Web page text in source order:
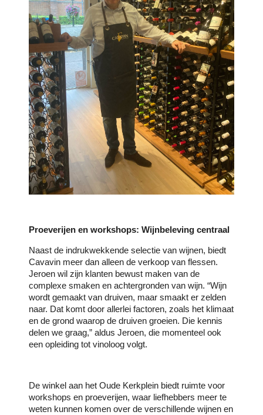
Proeverijen en workshops: Wijnbeleving centraal
Naast de indrukwekkende selectie van wijnen, biedt
Cavavin meer dan alleen de verkoop van flessen.
Jeroen wil zijn klanten bewust maken van de
complexe smaken en achtergronden van wijn. “Wijn
wordt gemaakt van druiven, maar smaakt er zelden
naar. Dat komt door allerlei factoren, zoals het klimaat
en de grond waarop de druiven groeien. Die kennis
delen we graag,” aldus Jeroen, die momenteel ook
een opleiding tot vinoloog volgt.
De winkel aan het Oude Kerkplein biedt ruimte voor
workshops en proeverijen, waar liefhebbers meer te
weten kunnen komen over de verschillende wijnen en